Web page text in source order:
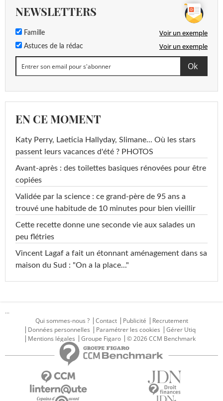
NEWSLETTERS
Famille Voir un exemple
Astuces de la rédac Voir un exemple
EN CE MOMENT
Katy Perry, Laeticia Hallyday, Slimane... Où les stars
passent leurs vacances d'été ? PHOTOS
Avant-après : des toilettes basiques rénovées pour être
copiées
Validée par la science : ce grand-père de 95 ans a
trouvé une habitude de 10 minutes pour bien vieillir
Cette recette donne une seconde vie aux salades un
peu flétries
Vincent Lagaf a fait un étonnant aménagement dans sa
maison du Sud : "On a la place..."
...
Qui sommes-nous ?
Contact Publicité
Recrutement
Données personnelles
Paramétrer les cookies
Gérer Utiq
Mentions légales
Groupe Figaro © 2026 CCM Benchmark